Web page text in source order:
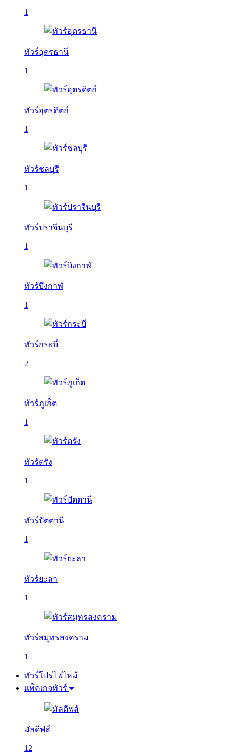
1
ทัวร์อุดรธานี
1
ทัวร์อุตรดิตถ์
1
ทัวร์ชลบุรี
1
ทัวร์ปราจีนบุรี
1
ทัวร์บึงกาฬ
1
ทัวร์กระบี่
2
ทัวร์ภูเก็ต
1
ทัวร์ตรัง
1
ทัวร์ปัตตานี
1
ทัวร์ยะลา
1
ทัวร์สมุทรสงคราม
1
ทัวร์โปรไฟไหม้
แพ็คเกจทัวร์
มัลดีฟส์
12